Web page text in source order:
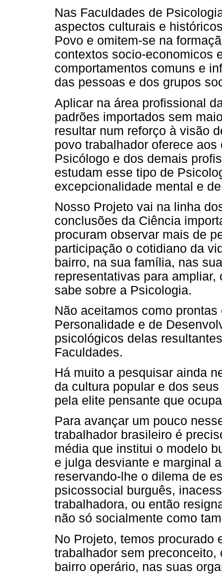
Nas Faculdades de
aspectos culturais e
Povo e omitem-se na
contextos socio-economicos
comportamentos comuns e
das pessoas e dos grupos
Aplicar na área profissional
padrões importados sem
resultar num reforço à visão
povo trabalhador oferece
Psicólogo e dos demais
estudam esse tipo de
excepcionalidade mental e
Nosso Projeto vai na linha
conclusões da Ciência
procuram observar mais de
participação o cotidiano da
bairro, na sua família, nas
representativas para
sabe sobre a Psicologia.
Não aceitamos como
Personalidade e de
psicológicos delas
Faculdades.
Há muito a pesquisar ainda
da cultura popular e dos
pela elite pensante que
Para avançar um pouco
trabalhador brasileiro é
média que institui o modelo
e julga desviante e marginal
reservando-lhe o dilema de
psicossocial burguês,
trabalhadora, ou então
não só socialmente como
No Projeto, temos procurado
trabalhador sem
bairro operário, nas suas